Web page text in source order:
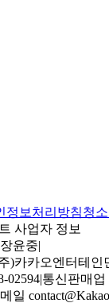
정보처리방침청
사업자 정보
윤중|
)카카오엔터테인
02594|통신판매업
일